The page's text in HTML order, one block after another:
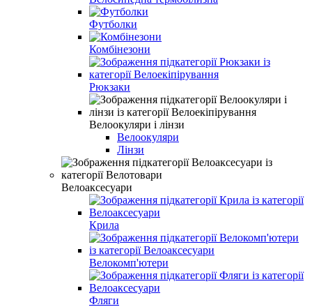
Футболки
Комбінезони
Рюкзаки
Велоокуляри і лінзи
Велоокуляри
Лінзи
Велоаксесуари
Крила
Велокомп'ютери
Фляги